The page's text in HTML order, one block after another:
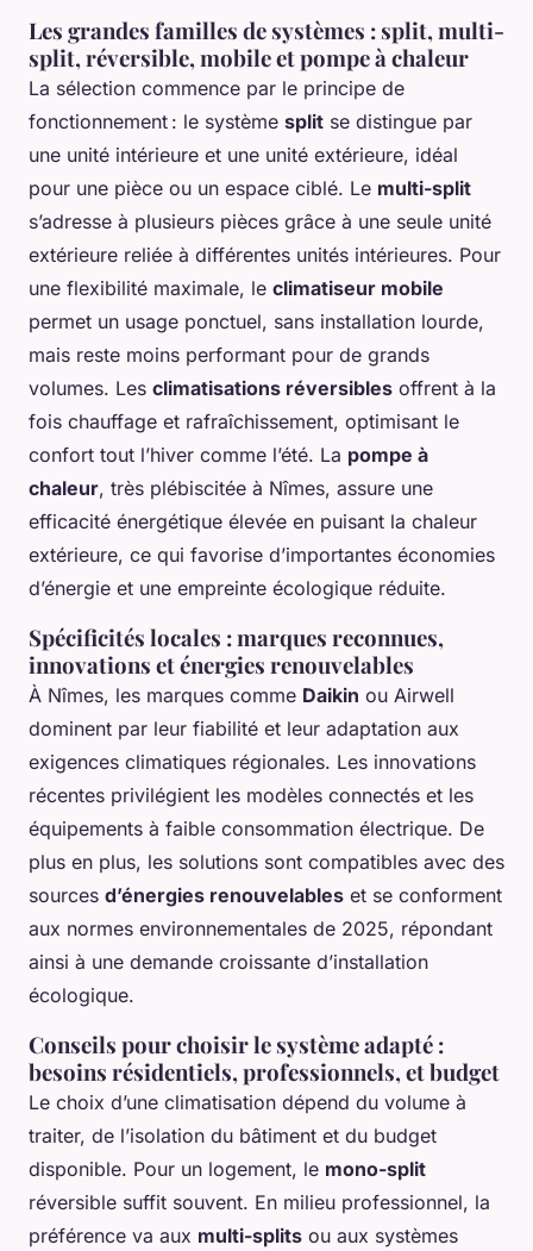
Les grandes familles de systèmes : split, multi-
split, réversible, mobile et pompe à chaleur
La sélection commence par le principe de
fonctionnement : le système split se distingue par
une unité intérieure et une unité extérieure, idéal
pour une pièce ou un espace ciblé. Le multi-split
s’adresse à plusieurs pièces grâce à une seule unité
extérieure reliée à différentes unités intérieures. Pour
une flexibilité maximale, le climatiseur mobile
permet un usage ponctuel, sans installation lourde,
mais reste moins performant pour de grands
volumes. Les climatisations réversibles offrent à la
fois chauffage et rafraîchissement, optimisant le
confort tout l’hiver comme l’été. La pompe à
chaleur, très plébiscitée à Nîmes, assure une
efficacité énergétique élevée en puisant la chaleur
extérieure, ce qui favorise d’importantes économies
d’énergie et une empreinte écologique réduite.
Spécificités locales : marques reconnues,
innovations et énergies renouvelables
À Nîmes, les marques comme Daikin ou Airwell
dominent par leur fiabilité et leur adaptation aux
exigences climatiques régionales. Les innovations
récentes privilégient les modèles connectés et les
équipements à faible consommation électrique. De
plus en plus, les solutions sont compatibles avec des
sources d’énergies renouvelables et se conforment
aux normes environnementales de 2025, répondant
ainsi à une demande croissante d’installation
écologique.
Conseils pour choisir le système adapté :
besoins résidentiels, professionnels, et budget
Le choix d’une climatisation dépend du volume à
traiter, de l’isolation du bâtiment et du budget
disponible. Pour un logement, le mono-split
réversible suffit souvent. En milieu professionnel, la
préférence va aux multi-splits ou aux systèmes